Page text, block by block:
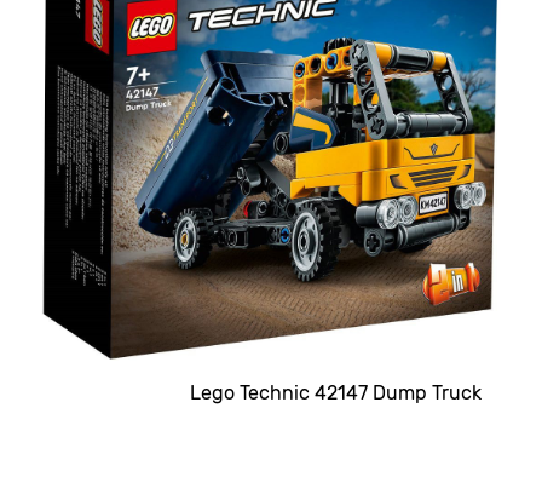
Lego Technic 42147 Dump Truck